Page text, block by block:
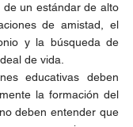
de un estándar de alto
de amistad, el
y la búsqueda de
de vida.
la formación del
deben entender que